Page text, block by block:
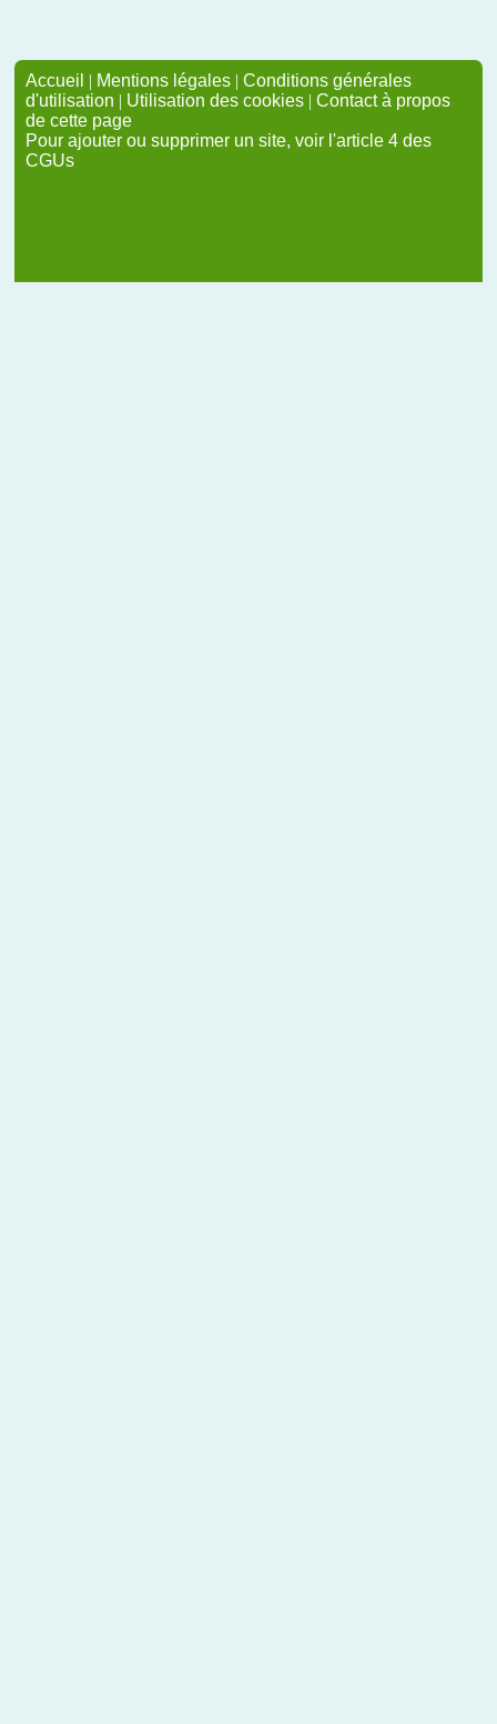
Accueil | Mentions légales | Conditions générales
d'utilisation | Utilisation des cookies | Contact à propos
de cette page
Pour ajouter ou supprimer un site, voir l'article 4 des
CGUs